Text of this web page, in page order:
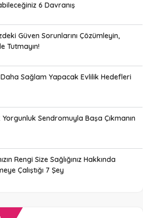
6 Davranış
Güven Sorunlarını Çözümleyin,
Tutmayın!
Sağlam Yapacak Evlilik Hedefleri
Sendromuyla Başa Çıkmanın
Rengi Size Sağlığınız Hakkında
Çalıştığı 7 Şey